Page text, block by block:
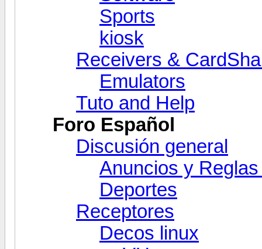
Sports
kiosk
Receivers &
Emulators
Tuto and Help
Foro Español
Discusión general
Anuncios y
Deportes
Receptores
Decos linux